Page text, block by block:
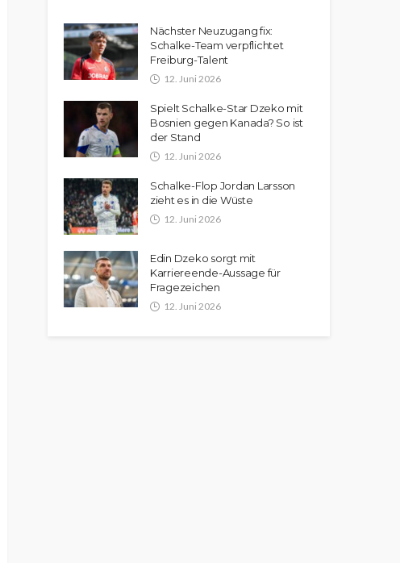
Nächster Neuzugang fix:
Schalke-Team verpflichtet
Freiburg-Talent
12. Juni 2026
Spielt Schalke-Star Dzeko mit
Bosnien gegen Kanada? So ist
der Stand
12. Juni 2026
Schalke-Flop Jordan Larsson
zieht es in die Wüste
12. Juni 2026
Edin Dzeko sorgt mit
Karriereende-Aussage für
Fragezeichen
12. Juni 2026